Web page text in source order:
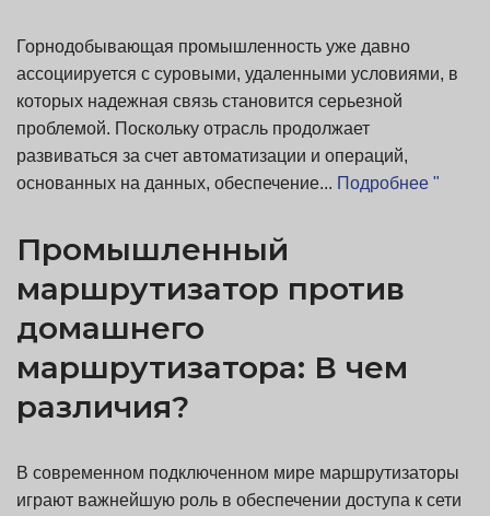
Горнодобывающая промышленность уже давно
ассоциируется с суровыми, удаленными условиями, в
которых надежная связь становится серьезной
проблемой. Поскольку отрасль продолжает
развиваться за счет автоматизации и операций,
основанных на данных, обеспечение... Подробнее "
Промышленный
маршрутизатор против
домашнего
маршрутизатора: В чем
различия?
В современном подключенном мире маршрутизаторы
играют важнейшую роль в обеспечении доступа к сети